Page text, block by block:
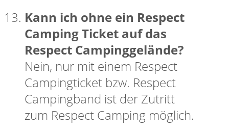
Kann ich ohne ein Respect
Camping Ticket auf das
Respect Campinggelände?
Nein, nur mit einem Respect
Campingticket bzw. Respect
Campingband ist der Zutritt
zum Respect Camping möglich.